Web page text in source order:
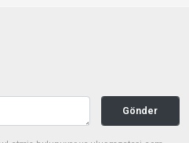
Gönder